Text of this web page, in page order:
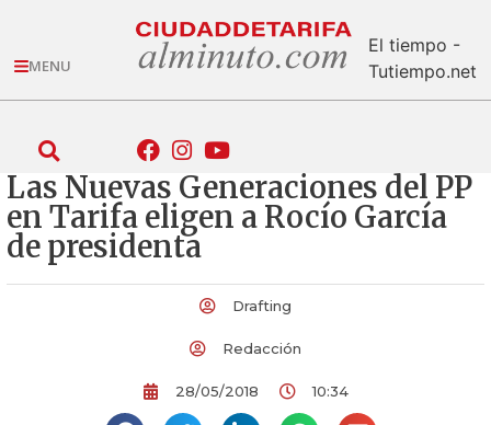
MENU
El tiempo -
Tutiempo.net
Las Nuevas Generaciones del PP
en Tarifa eligen a Rocío García
de presidenta
Drafting
Redacción
28/05/2018 10:34